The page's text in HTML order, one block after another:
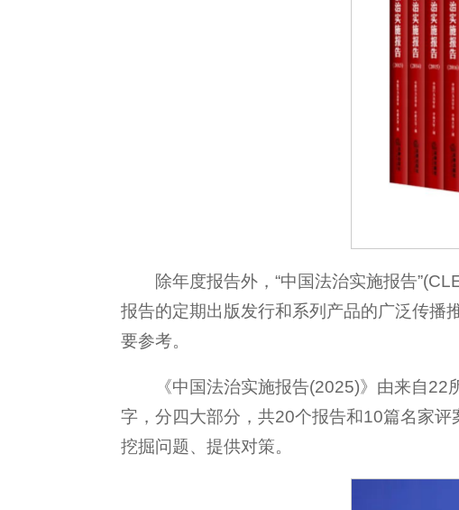
除年度报告外，“中国法治实施报告
报告的定期出版发行和系列产品的广泛传播
要参考。
《中国法治实施报告(2025)》由来自
字，分四大部分，共20个报告和10篇名家
挖掘问题、提供对策。